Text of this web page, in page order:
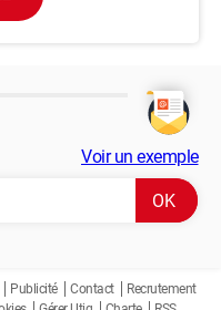
Voir un exemple
Publicité Contact
Recrutement